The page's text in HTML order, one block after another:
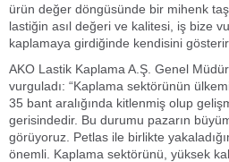
ürün değer döngüsünde bir mihenk
lastiğin asıl değeri ve kalitesi, iş bize
kaplamaya girdiğinde kendisini
AKO Lastik Kaplama A.Ş. Genel
vurguladı: “Kaplama sektörünün
35 bant aralığında kitlenmiş olup
gerisindedir. Bu durumu pazarın
görüyoruz. Petlas ile birlikte
önemli. Kaplama sektörünü, yüksek